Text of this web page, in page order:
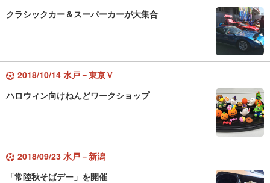
クラシックカー＆スーパーカーが大集合
2018/10/14 水戸－東京Ｖ
ハロウィン向けねんどワークショップ
2018/09/23 水戸－新潟
「常陸秋そばデー」を開催